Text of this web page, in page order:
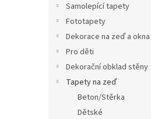
Samolepící tapety
Fototapety
Dekorace na zeď a okna
Pro děti
Dekorační obklad stěny
Tapety na zeď
Beton/Stěrka
Dětské